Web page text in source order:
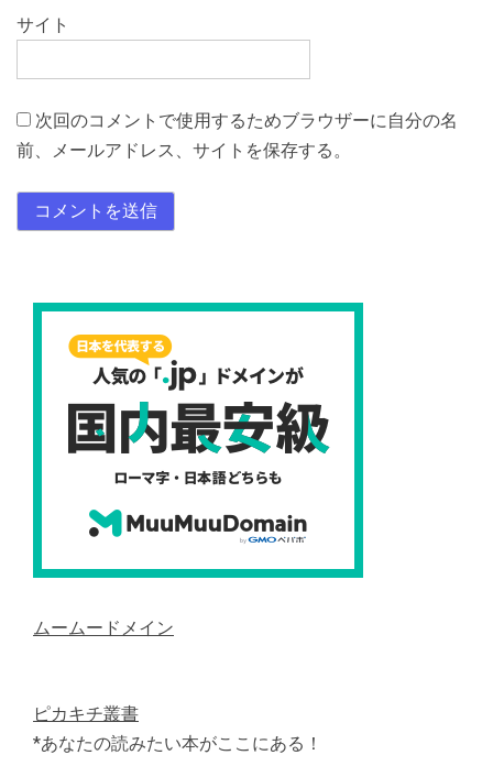
サイト
次回のコメントで使用するためブラウザーに自分の名
前、メールアドレス、サイトを保存する。
ムームードメイン
ピカキチ叢書
*あなたの読みたい本がここにある！